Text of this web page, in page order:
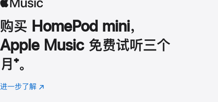
购买 HomePod mini，
Apple Music 免费试听三个
月 脚
注
⁺。
进一步了解 Apple
(在